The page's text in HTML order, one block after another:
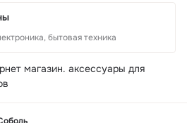
бытовая техника
магазин. аксессуары для